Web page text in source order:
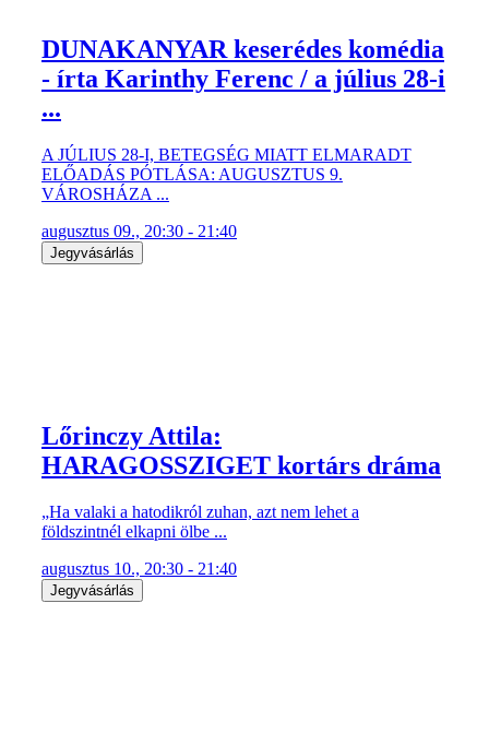
DUNAKANYAR keserédes komédia
- írta Karinthy Ferenc / a július 28-i
...
A JÚLIUS 28-I, BETEGSÉG MIATT ELMARADT
ELŐADÁS PÓTLÁSA: AUGUSZTUS 9.
VÁROSHÁZA ...
augusztus 09., 20:30 - 21:40
Jegyvásárlás
Lőrinczy Attila:
HARAGOSSZIGET kortárs dráma
„Ha valaki a hatodikról zuhan, azt nem lehet a
földszintnél elkapni ölbe ...
augusztus 10., 20:30 - 21:40
Jegyvásárlás